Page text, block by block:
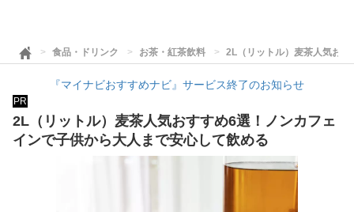
食品・ドリンク お茶・紅茶飲料 2L（リットル）麦茶人気お
『マイナビおすすめナビ』サービス終了のお知らせ
PR
2L（リットル）麦茶人気おすすめ6選！ノンカフェ
インで子供から大人まで安心して飲める